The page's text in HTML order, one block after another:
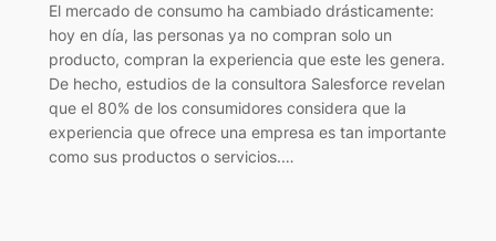
El mercado de consumo ha cambiado drásticamente:
hoy en día, las personas ya no compran solo un
producto, compran la experiencia que este les genera.
De hecho, estudios de la consultora Salesforce revelan
que el 80% de los consumidores considera que la
experiencia que ofrece una empresa es tan importante
como sus productos o servicios.…